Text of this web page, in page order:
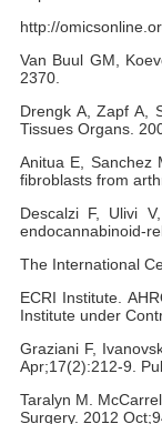
http://
Van Buul GM,
2370.
Drengk A, Zapf A,
Tissues Organs.
Anitua E, Sanchez
fibroblasts from
Descalzi F, Ulivi
endocannabinoid-
The International
ECRI Institute.
Institute under
Graziani F,
Apr;17(2):212-9.
Taralyn M.
Surgery. 2012